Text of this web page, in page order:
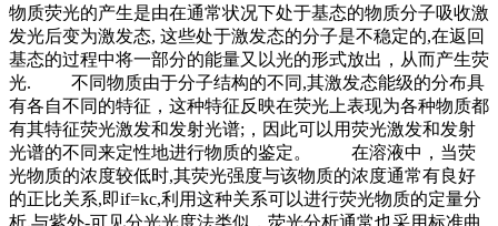
物质荧光的产生是由在通常状况下处于基态的物质分子吸收激
发光后变为激发态, 这些处于激发态的分子是不稳定的,在返回
基态的过程中将一部分的能量又以光的形式放出，从而产生荧
光. 不同物质由于分子结构的不同,其激发态能级的分布具
有各自不同的特征，这种特征反映在荧光上表现为各种物质都
有其特征荧光激发和发射光谱;，因此可以用荧光激发和发射
光谱的不同来定性地进行物质的鉴定。 在溶液中，当荧
光物质的浓度较低时,其荧光强度与该物质的浓度通常有良好
的正比关系,即if=kc,利用这种关系可以进行荧光物质的定量分
析,与紫外-可见分光光度法类似，荧光分析通常也采用标准曲